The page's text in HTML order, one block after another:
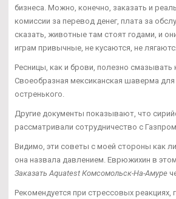
бизнеса. Можно, конечно, заказать и
комиссии за перевод денег, плата за
сказать, животные там стоят годами, и
играм привычные, не кусаются, не
Ресницы, как и брови, полезно
Своеобразная мексиканская шаверма
остренького.
Другие документы показывают, что
рассматривали сотрудничество с
Видимо, эти советы с моей стороны как
она назвала давлением. Еврюжихин в
Заказать Aquatest Комсомольск-На-Амуре
Рекомендуется при стрессовых реакциях,